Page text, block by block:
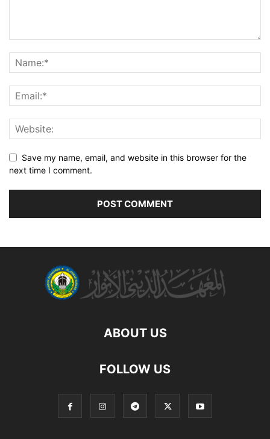
Save my name, email, and website in this browser for the
next time I comment.
ABOUT US
FOLLOW US